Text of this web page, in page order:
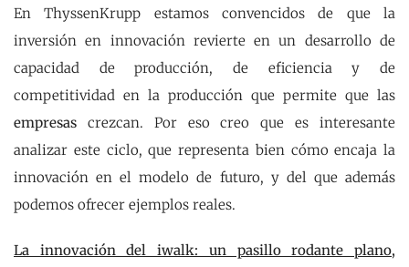
En ThyssenKrupp estamos convencidos de que la
inversión en innovación revierte en un desarrollo de
capacidad de producción, de eficiencia y de
competitividad en la producción que permite que las
empresas crezcan. Por eso creo que es interesante
analizar este ciclo, que representa bien cómo encaja la
innovación en el modelo de futuro, y del que además
podemos ofrecer ejemplos reales.
La innovación del iwalk: un pasillo rodante plano,